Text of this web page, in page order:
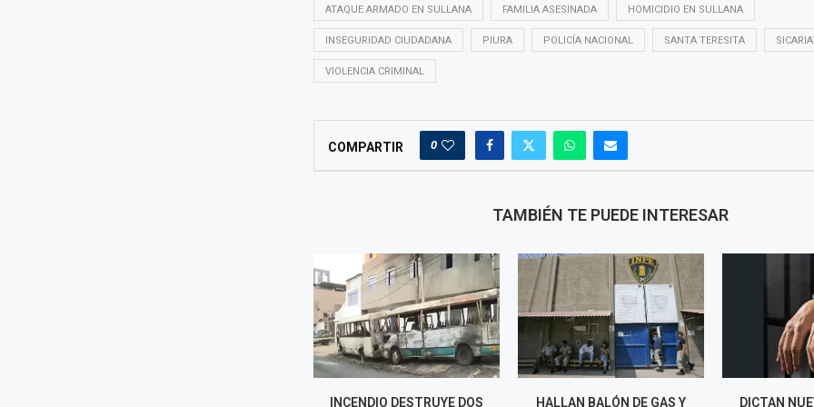
ATAQUE ARMADO EN SULLANA FAMILIA ASESINADA HOMICIDIO EN SULLANA
INSEGURIDAD CIUDADANA PIURA POLICÍA NACIONAL SANTA TERESITA
VIOLENCIA CRIMINAL
COMPARTIR 0
TAMBIÉN TE PUEDE INTERESAR
INCENDIO DESTRUYE DOS HALLAN BALÓN DE GAS Y DICTAN